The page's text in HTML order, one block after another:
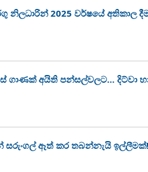
නිලධාරින් 2025 වර්ෂයේ අතිකාල
ගාණක් අයිති පන්සල්වලට…
ඈත් කර තබන්නැයි ඉල්ලීමක්!